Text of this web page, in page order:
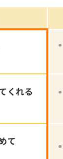
くれる
て